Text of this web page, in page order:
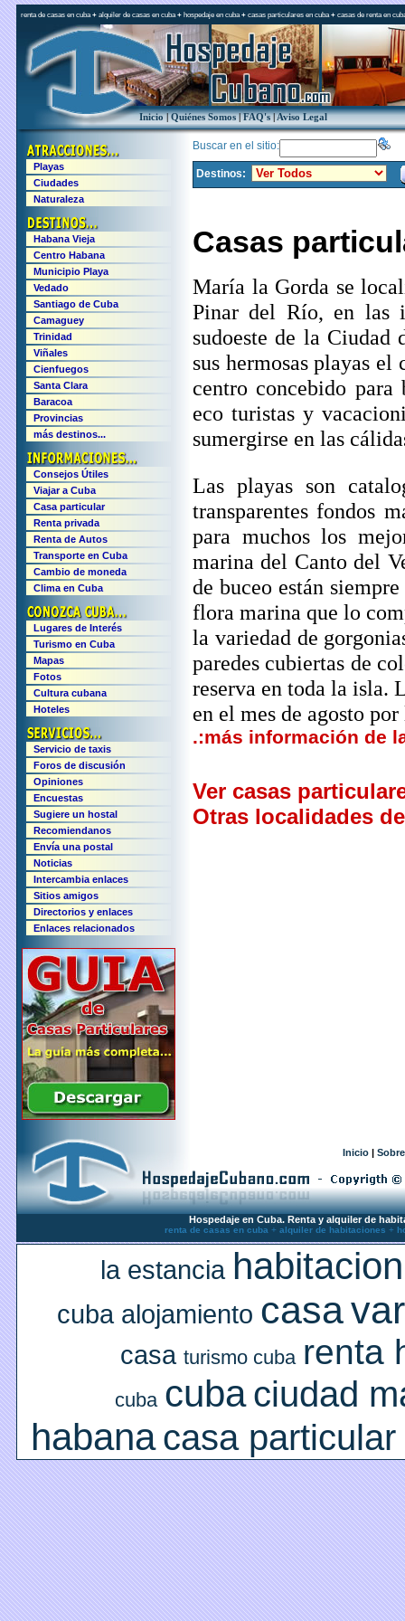
renta de casas en cuba+ alquiler de casas en cuba+ hospedaje en cuba+ casas particulares en cuba+ casas de renta en
Inicio|Quiénes Somos|FAQ's|Aviso Legal
Buscar en el sitio:
Destinos:
Casas
María la Gorda se
Pinar del Río, en las
sudoeste de la Ciudad
sus hermosas playas
centro concebido para
eco turistas y
sumergirse en las
Las playas son
transparentes fondos
para muchos los
marina del Canto del
de buceo están
flora marina que lo
la variedad de
paredes cubiertas de
reserva en toda la isla.
en el mes de agosto
.:más información de
Ver casas
Otras localidades
Playas
Ciudades
Naturaleza
Habana Vieja
Centro Habana
Municipio Playa
Vedado
Santiago de Cuba
Camaguey
Trinidad
Viñales
Cienfuegos
Santa Clara
Baracoa
Provincias
más destinos...
Consejos Útiles
Viajar a Cuba
Casa particular
Renta privada
Renta de Autos
Transporte en Cuba
Cambio de moneda
Clima en Cuba
Lugares de Interés
Turismo en Cuba
Mapas
Fotos
Cultura cubana
Hoteles
Servicio de taxis
Foros de discusión
Opiniones
Encuestas
Sugiere un hostal
Recomiendanos
Envía una postal
Noticias
Intercambia enlaces
Sitios amigos
Directorios y enlaces
Enlaces relacionados
Inicio |
Hospedaje en Cuba. Renta y alquiler de
renta de casas en cuba + alquiler de habitaciones +
la estancia
cuba alojamiento casa
casa turismo cuba renta
cuba cuba ciudad
habana casa particular